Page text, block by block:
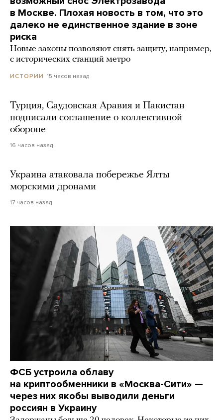
в Москве. Плохая новость в том, что это
далеко не единственное здание в зоне
риска
Новые законы позволяют снять защиту, например,
с исторических станций метро
ИСТОРИИ 15 часов назад
Турция, Саудовская Аравия и Пакистан
подписали соглашение о коллективной
обороне
16 часов назад
Украина атаковала побережье Ялты
морскими дронами
17 часов назад
ФСБ устроила облаву
на криптообменники в «Москва-Сити» —
через них якобы выводили деньги
россиян в Украину